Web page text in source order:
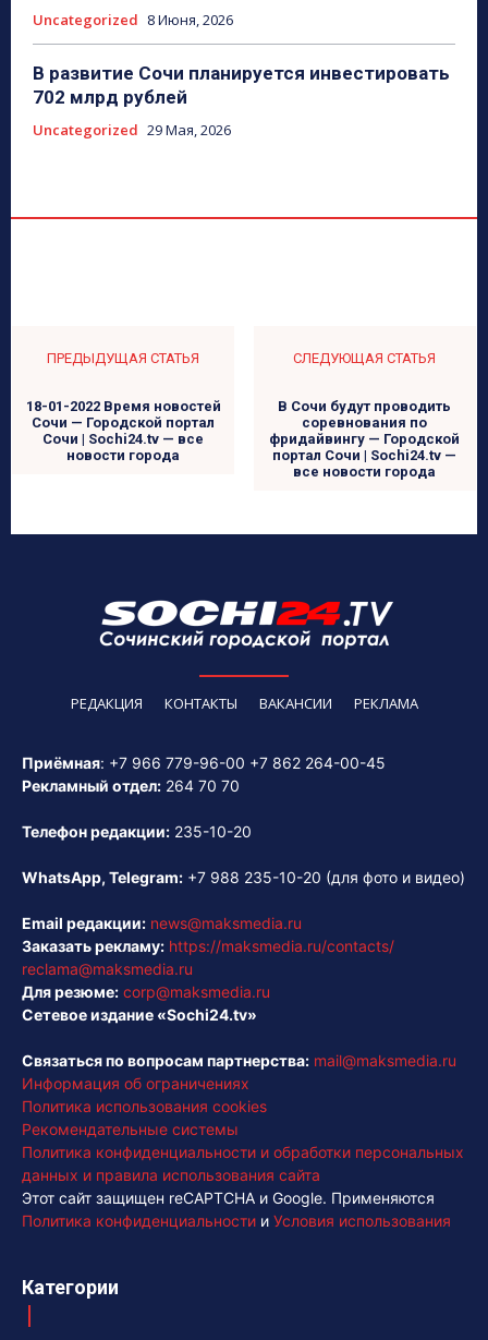
Uncategorized 8 Июня, 2026
В развитие Сочи планируется инвестировать
702 млрд рублей
Uncategorized 29 Мая, 2026
ПРЕДЫДУЩАЯ СТАТЬЯ
18-01-2022 Время новостей
Сочи — Городской портал
Сочи | Sochi24.tv — все
новости города
СЛЕДУЮЩАЯ СТАТЬЯ
В Сочи будут проводить
соревнования по
фридайвингу — Городской
портал Сочи | Sochi24.tv —
все новости города
РЕДАКЦИЯ КОНТАКТЫ ВАКАНСИИ РЕКЛАМА
Приёмная: +7 966 779-96-00 +7 862 264-00-45
Рекламный отдел: 264 70 70
Телефон редакции: 235-10-20
WhatsApp, Telegram: +7 988 235-10-20 (для фото и видео)
Email редакции: news@maksmedia.ru
Заказать рекламу: https://maksmedia.ru/contacts/
reclama@maksmedia.ru
Для резюме: corp@maksmedia.ru
Сетевое издание «Sochi24.tv»
Связаться по вопросам партнерства: mail@maksmedia.ru
Информация об ограничениях
Политика использования cookies
Рекомендательные системы
Политика конфиденциальности и обработки персональных
данных и правила использования сайта
Этот сайт защищен reCAPTCHA и Google. Применяются
Политика конфиденциальности и Условия использования
Категории